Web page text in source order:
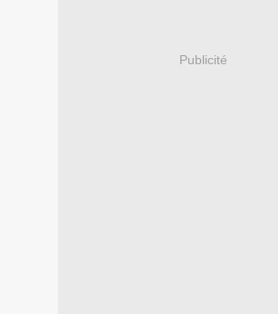
Publicité